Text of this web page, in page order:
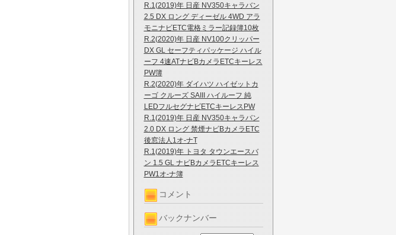
R.1(2019)年 日産 NV350キャラバン
2.5 DX ロング ディーゼル 4WD アラ
モニナビETC電格ミラー記録簿10枚
R.2(2020)年 日産 NV100クリッパー
DX GL セーフティパッケージ ハイル
ーフ 4速ATナビBカメラETCキーレス
PW簿
R.2(2020)年 ダイハツ ハイゼットカ
ーゴ クルーズ SAIII ハイルーフ 純
LEDフルセグナビETCキーレスPW
R.1(2019)年 日産 NV350キャラバン
2.0 DX ロング 禁煙ナビBカメラETC
後窓法人1オ-ナT
R.1(2019)年 トヨタ タウンエースバ
ン 1.5 GL ナビBカメラETCキーレス
PW1オ-ナ簿
コメント
バックナンバー